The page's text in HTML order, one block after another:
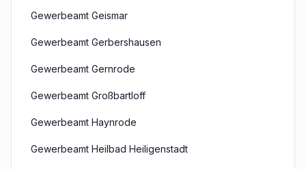
Gewerbeamt Geismar
Gewerbeamt Gerbershausen
Gewerbeamt Gernrode
Gewerbeamt Großbartloff
Gewerbeamt Haynrode
Gewerbeamt Heilbad Heiligenstadt